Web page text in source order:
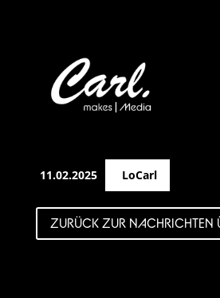
11.02.2025 LoCarl
ZURÜCK ZUR NACHRICHTEN